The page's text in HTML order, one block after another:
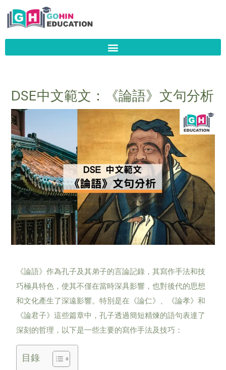
Skip
DSE中文範文：《論語》文句分析
《論語》作為孔子及其弟子的言論記錄，其寫作手法和技
巧極具特色，使其不僅在當時深具影響，也對後代的思想
和文化產生了深遠影響。特別是在《論仁》、《論孝》和
《論君子》這些篇章中，孔子透過簡短精煉的語句表達了
深刻的哲理，以下是一些主要的寫作手法及技巧：
目錄